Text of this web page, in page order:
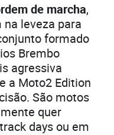
de marcha,
leveza para
formado
Brembo
agressiva
a Moto2 Edition
São motos
quer
days ou em